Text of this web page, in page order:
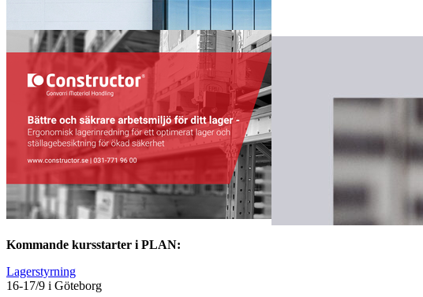
Kommande kursstarter i PLAN:
Lagerstyrning
16-17/9 i Göteborg